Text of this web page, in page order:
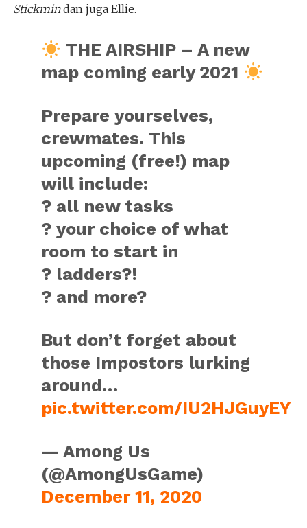
Stickmindan juga Ellie.
THE AIRSHIP – A new
map coming early 2021
Prepare yourselves,
crewmates. This
upcoming (free!) map
will include:
? all new tasks
? your choice of what
room to start in
? ladders?!
? and more?
But don’t forget about
those Impostors lurking
around…
pic.twitter.com/IU2HJGuyEY
— Among Us
(@AmongUsGame)
December 11, 2020